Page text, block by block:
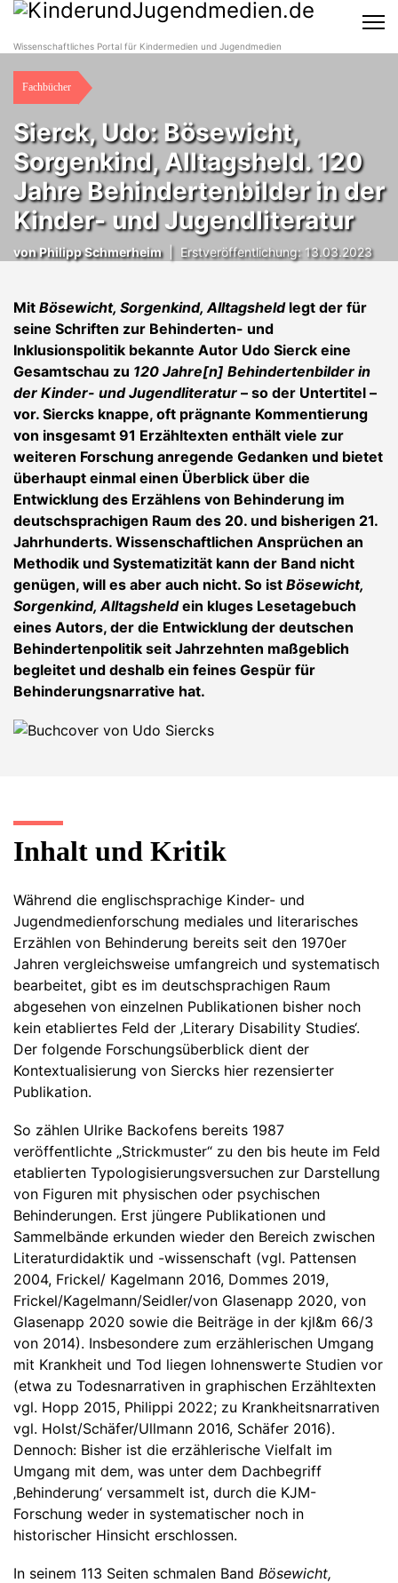
Wissenschaftliches Portal für Kindermedien und Jugendmedien
Fachbücher
Sierck, Udo: Bösewicht,
Sorgenkind, Alltagsheld. 120
Jahre Behindertenbilder in der
Kinder- und Jugendliteratur
vonPhilipp Schmerheim| Erstveröffentlichung: 13.03.2023
Mit Bösewicht, Sorgenkind, Alltagsheld legt der für
seine Schriften zur Behinderten- und
Inklusionspolitik bekannte Autor Udo Sierck eine
Gesamtschau zu 120 Jahre[n] Behindertenbilder in
der Kinder- und Jugendliteratur – so der Untertitel –
vor. Siercks knappe, oft prägnante Kommentierung
von insgesamt 91 Erzähltexten enthält viele zur
weiteren Forschung anregende Gedanken und bietet
überhaupt einmal einen Überblick über die
Entwicklung des Erzählens von Behinderung im
deutschsprachigen Raum des 20. und bisherigen 21.
Jahrhunderts. Wissenschaftlichen Ansprüchen an
Methodik und Systematizität kann der Band nicht
genügen, will es aber auch nicht. So ist Bösewicht,
Sorgenkind, Alltagsheldein kluges Lesetagebuch
eines Autors, der die Entwicklung der deutschen
Behindertenpolitik seit Jahrzehnten maßgeblich
begleitet und deshalb ein feines Gespür für
Behinderungsnarrative hat.
Inhalt und Kritik
Während die englischsprachige Kinder- und
Jugendmedienforschung mediales und literarisches
Erzählen von Behinderung bereits seit den 1970er
Jahren vergleichsweise umfangreich und systematisch
bearbeitet, gibt es im deutschsprachigen Raum
abgesehen von einzelnen Publikationen bisher noch
kein etabliertes Feld der ‚Literary Disability Studies‘.
Der folgende Forschungsüberblick dient der
Kontextualisierung von Siercks hier rezensierter
Publikation.
So zählen Ulrike Backofens bereits 1987
veröffentlichte „Strickmuster“ zu den bis heute im Feld
etablierten Typologisierungsversuchen zur Darstellung
von Figuren mit physischen oder psychischen
Behinderungen. Erst jüngere Publikationen und
Sammelbände erkunden wieder den Bereich zwischen
Literaturdidaktik und -wissenschaft (vgl. Pattensen
2004, Frickel/ Kagelmann 2016, Dommes 2019,
Frickel/Kagelmann/Seidler/von Glasenapp 2020, von
Glasenapp 2020 sowie die Beiträge in der kjl&m 66/3
von 2014). Insbesondere zum erzählerischen Umgang
mit Krankheit und Tod liegen lohnenswerte Studien vor
(etwa zu Todesnarrativen in graphischen Erzähltexten
vgl. Hopp 2015, Philippi 2022; zu Krankheitsnarrativen
vgl. Holst/Schäfer/Ullmann 2016, Schäfer 2016).
Dennoch: Bisher ist die erzählerische Vielfalt im
Umgang mit dem, was unter dem Dachbegriff
‚Behinderung‘ versammelt ist, durch die KJM-
Forschung weder in systematischer noch in
historischer Hinsicht erschlossen.
In seinem 113 Seiten schmalen Band Bösewicht,